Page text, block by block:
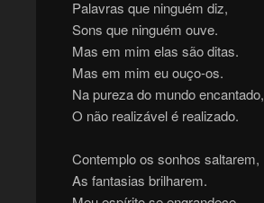
Palavras que ninguém diz,
Sons que ninguém ouve.
Mas em mim elas são ditas.
Mas em mim eu ouço-os.
Na pureza do mundo encantado,
O não realizável é realizado.
Contemplo os sonhos saltarem,
As fantasias brilharem.